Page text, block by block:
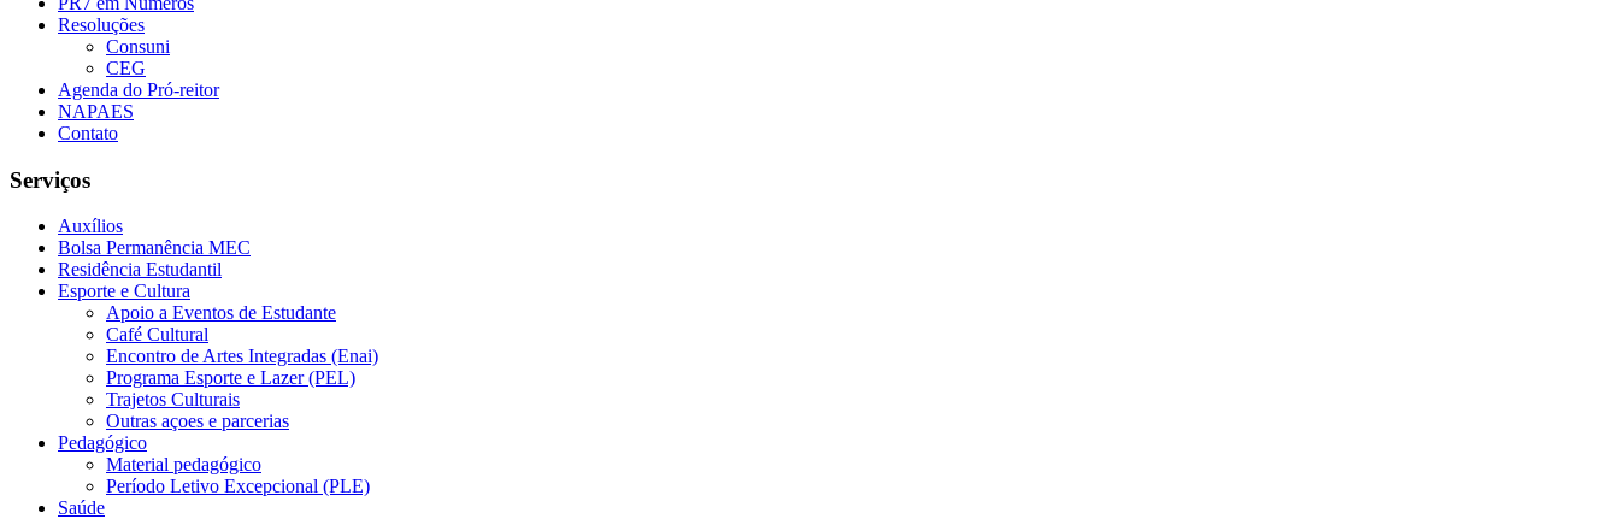
Resoluções
Consuni
CEG
Agenda do Pró-reitor
NAPAES
Contato
Serviços
Auxílios
Bolsa Permanência MEC
Residência Estudantil
Esporte e Cultura
Apoio a Eventos de Estudante
Café Cultural
Encontro de Artes Integradas (Enai)
Programa Esporte e Lazer (PEL)
Trajetos Culturais
Outras açoes e parcerias
Pedagógico
Material pedagógico
Período Letivo Excepcional (PLE)
Saúde